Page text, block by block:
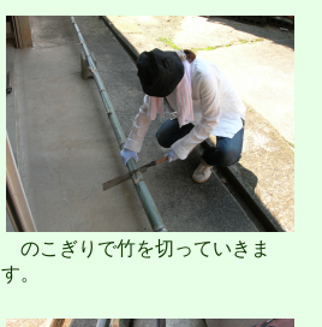
のこぎりで竹を切っていきま
す。